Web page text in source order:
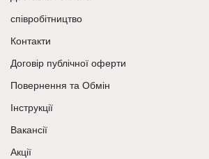
співробітництво
Контакти
Договір публічної оферти
Повернення та Обмін
Інструкції
Вакансії
Акції